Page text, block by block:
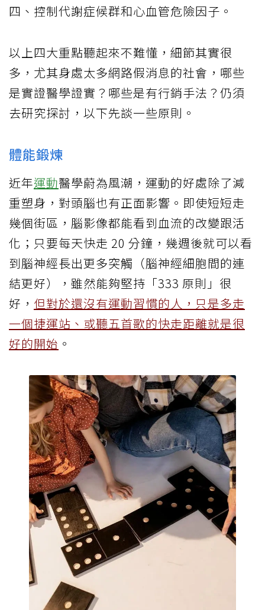
四、控制代謝症候群和心血管危險因子。
以上四大重點聽起來不難懂，細節其實很
多，尤其身處太多網路假消息的社會，哪些
是實證醫學證實？哪些是有行銷手法？仍須
去研究探討，以下先談一些原則。
體能鍛煉
近年運動醫學蔚為風潮，運動的好處除了減
重塑身，對頭腦也有正面影響。即使短短走
幾個街區，腦影像都能看到血流的改變跟活
化；只要每天快走 20 分鐘，幾週後就可以看
到腦神經長出更多突觸（腦神經細胞間的連
結更好），雖然能夠堅持「333 原則」很
好， 但對於還沒有運動習慣的人，只是多走
一個捷運站、或聽五首歌的快走距離就是很
好的開始 。